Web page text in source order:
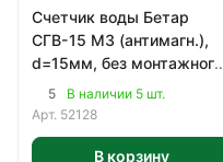
Счетчик воды Бетар
СГВ-15 МЗ (антимагн.),
d=15мм, без монтажного
комплекта
5
В наличии 5 шт.
Арт. 52128
В корзину